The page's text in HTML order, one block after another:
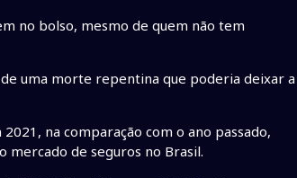
no bolso, mesmo de quem não tem
uma morte repentina que poderia deixar a
na comparação com o ano passado,
mercado de seguros no Brasil.